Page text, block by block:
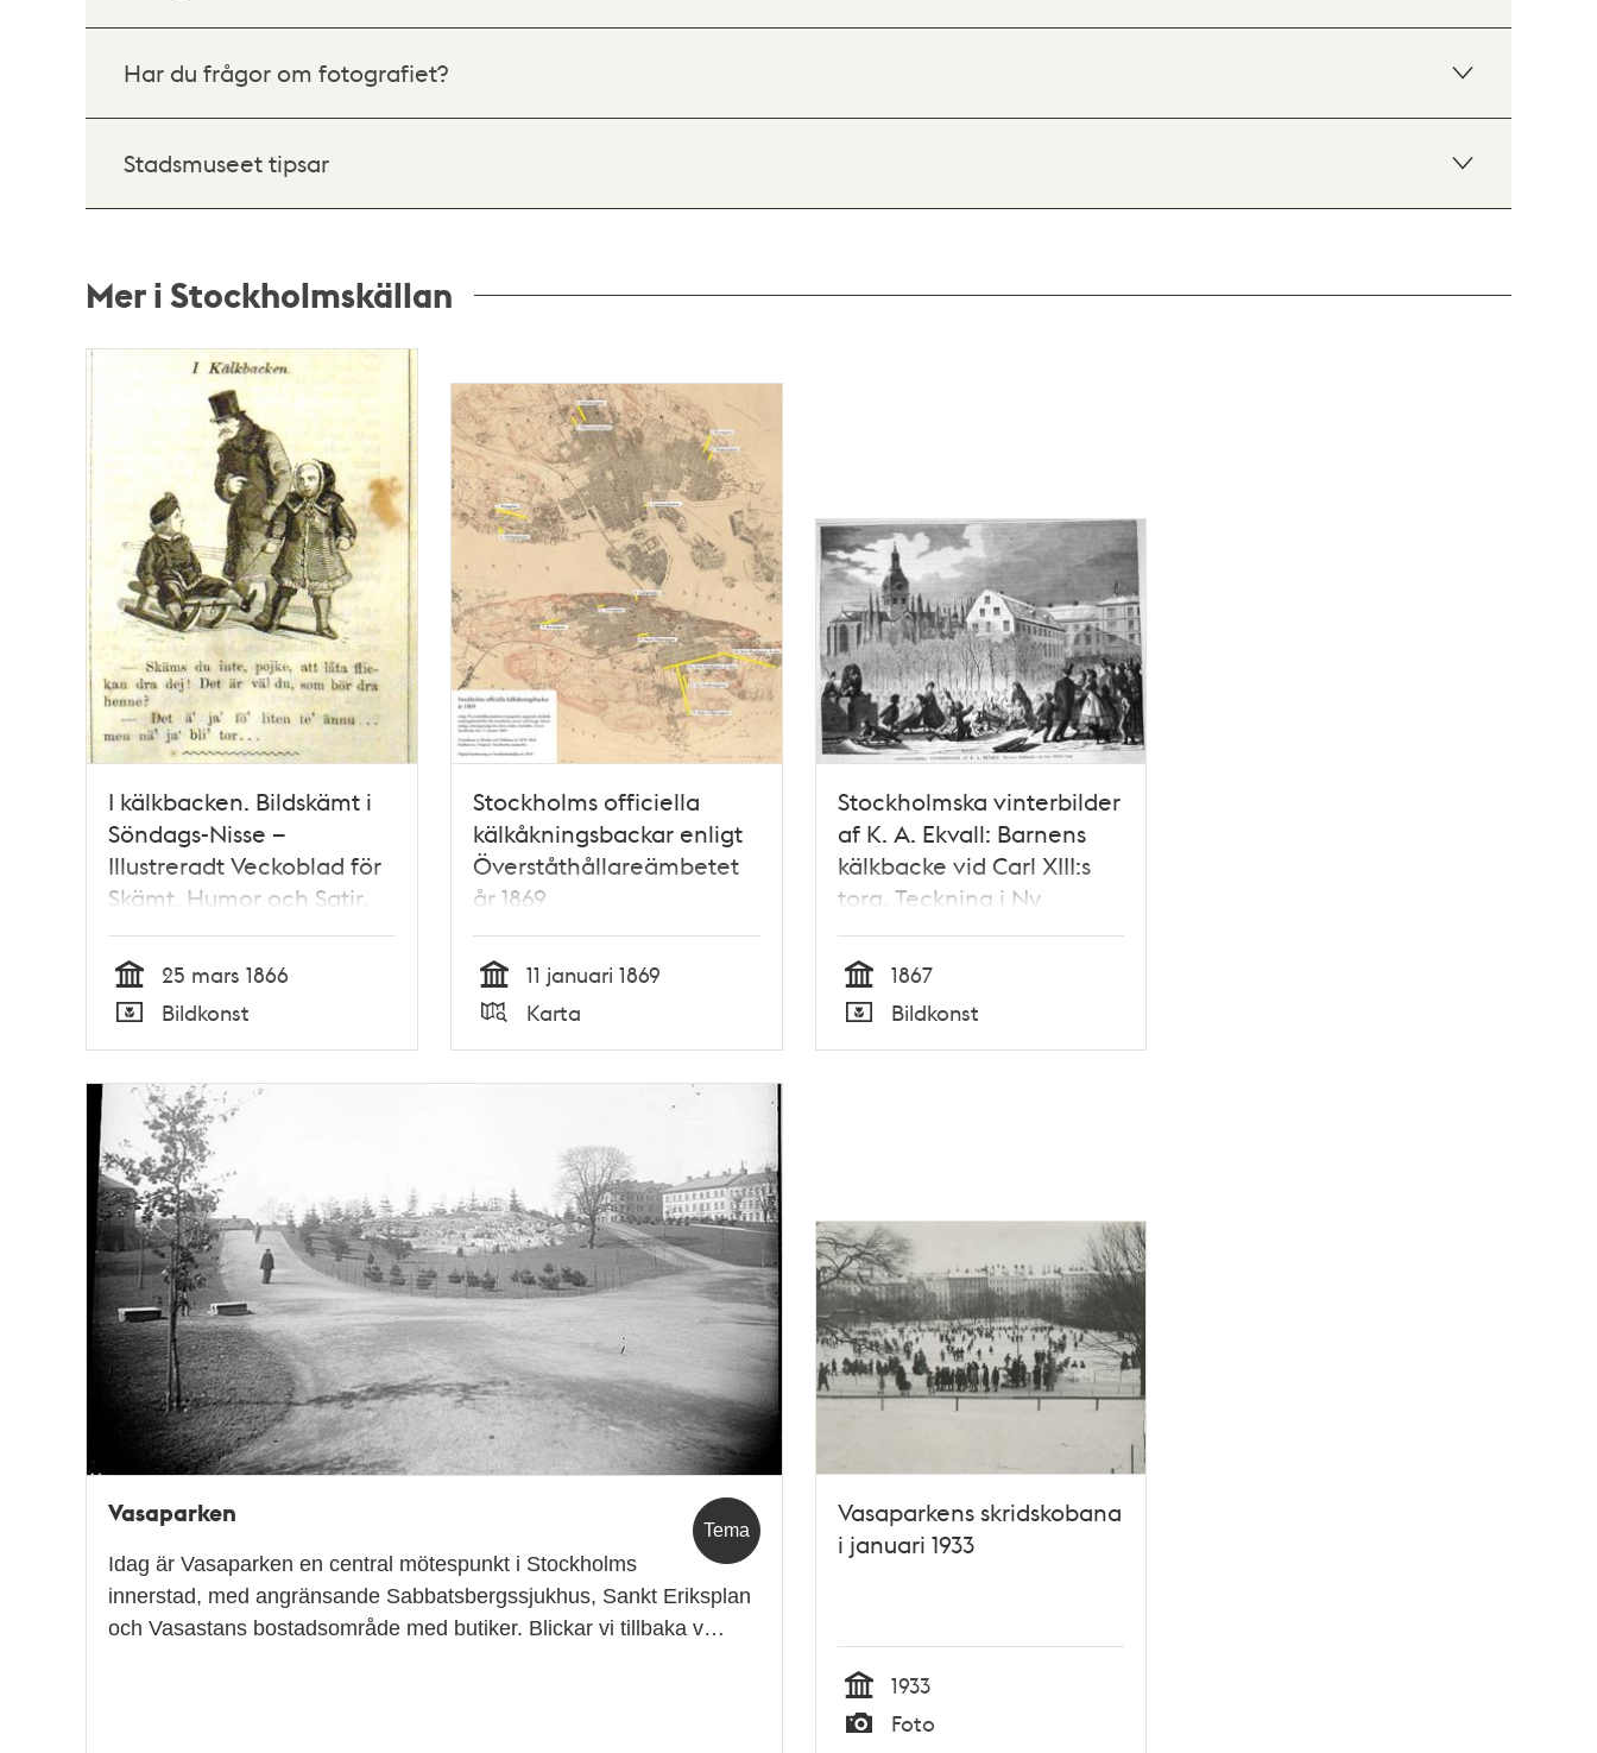
Har du frågor om fotografiet?
Stadsmuseet tipsar
Mer i Stockholmskällan
Relaterade
teman
I kälkbacken. Bildskämt i
Söndags-Nisse –
Illustreradt Veckoblad för
Skämt, Humor och Satir,
nr 12, den 25 mars 1866
Tid
25 mars 1866
Typ
Bildkonst
Stockholms officiella
kälkåkningsbackar enligt
Överståthållareämbetet
år 1869
Tid
11 januari 1869
Typ
Karta
Stockholmska vinterbilder
af K. A. Ekvall: Barnens
kälkbacke vid Carl XIII:s
torg. Teckning i Ny
Illustrerad Tidning, nr 3
den 19 januari 1867
Tid
1867
Typ
Bildkonst
Tema
Vasaparken
Idag är Vasaparken en central mötespunkt i Stockholms
innerstad, med angränsande Sabbatsbergssjukhus, Sankt Eriksplan
och Vasastans bostadsområde med butiker. Blickar vi tillbaka v…
Vasaparkens skridskobana
i januari 1933
Tid
1933
Foto